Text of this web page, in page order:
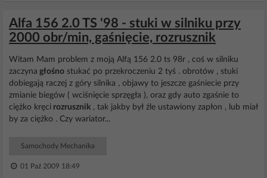
Alfa 156 2.0 TS '98 - stuki w silniku przy
2000 obr/min, gaśnięcie, rozrusznik
Witam Mam problem z moją Alfą 156 2.0 ts 98r , coś w silniku
zaczyna głośno stukać po przekroczeniu 2 tyś . obrotów , stuki
dobiegają raczej z góry silnika , objawy to jeszcze gaśniecie przy
zmianie biegów ( wciśnięcie sprzęgła ), oraz gdy auto zgaśnie to
ciężko kręci rozrusznik , tak jakby był źle ustawiony zapłon , lub miał
by za ciężko . Czy wariator...
Samochody Mechanika
01 Paź 2009 18:49